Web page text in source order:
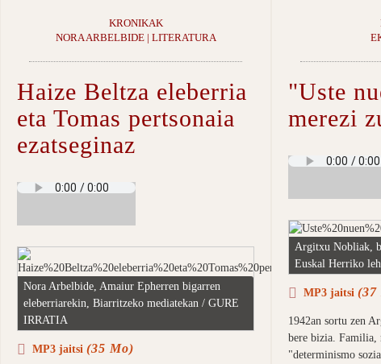
KRONIKAK
NORA ARBELBIDE | LITERATURA
Haize Beltza eleberria
eta Tomas pertsonaia
ezatseginaz
Nora Arbelbide, Amaiur Epherren bigarren
eleberriarekin, Biarritzeko mediatekan / GURE
IRRATIA
MP3 jaitsi (35 Mo)
"Uste
merezi
Argitxu Nobliak,
Euskal Herriko
MP3 jaitsi (37
1942an sortu zen
bere bizia. Familia,
"determinismo